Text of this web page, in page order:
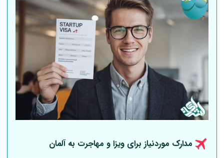
مدارک موردنیاز برای ویزا و مهاجرت بهآلمان